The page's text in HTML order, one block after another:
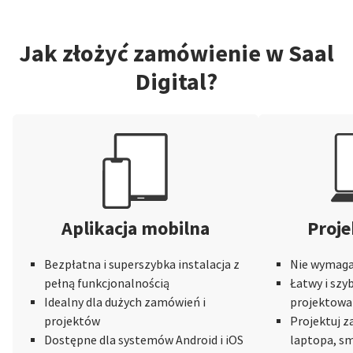
Jak złożyć zamówienie w Saal
Digital?
Aplikacja mobilna
Bezpłatna i superszybka instalacja z
pełną funkcjonalnością
Idealny dla dużych zamówień i
projektów
Dostępne dla systemów Android i iOS
Nie
Łatwy i
Projektuj
laptopa,